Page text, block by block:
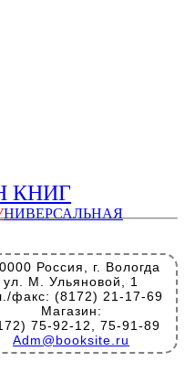
КНИГ
НИВЕРСАЛЬНАЯ
Россия, г. Вологда
ул. М. Ульяновой, 1
факс: (8172) 21-17-69
Магазин:
75-92-12, 75-91-89
Adm@booksite.ru